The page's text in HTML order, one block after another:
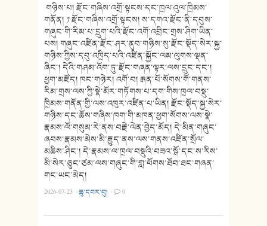
གཉིས་པ། རྫོང་གཞིས་འགྲོ་སྟངས་དང་ཁྲལ་འུལ་ཁྲིམས་
གནོན། ༡ རྫོང་གཞིས་འགྲོ་སྟངས། ས་དགའ་རྫོང་ནི་དབུས་
གཞུང་གི་རིམ་པ་དྲུག་པའི་རྫོང་འགོ་འབྲིང་གྲས་ཤིག་ཡིན་
པས། གཞུང་འཛིན་རྫོང་ཤར་ནུབ་གཉིས་སུ་རྫོང་སྡོད་སེར་སྐྱ་
གཉིས་ཀྱིས་དབུ་འཁྲིད་པའི་འཛིན་སྐྱོང་ལམ་ལུགས་ལྡན་
ཞིང་། དེའི་གཤམ་འོག་ཏུ་རྫོང་གཞན་ལྟར་ལས་དྲུང་དང་།
ཕྱག་མཛོད། ཁང་གཉེར། འགོ་བ། རྒན་པོ་སོགས་གོ་གནས་
རིམ་གྲས་ལས་ཀྱི་སྣེ་མོར་གཏོགས་པ་དག་གིས་ཁྲལ་བསྡུ་
ཁྲིམས་གནོན་གྱི་ལས་འཁུར་འཛིན་པ་ཡིན། རྫོང་སྡོད་སྐྱ་སེར་
གཉིས་དང་ཆོས་གཞིས་ཁག་གི་མཁན་ཕྱག་སོགས་ལས་སྣེ་
རྣམས་ལོ་གསུམ་རེ་ནས་བརྗེ་ལེན་བྱེད་མོད། དེ་མིན་གཞུང་
ཞབས་རྣམས་མེས་མི་རྒྱུད་ནས་ལས་གནས་འཛིན་སྲོལ་
མཆིས་ཤིང་། དེ་རྣམས་ལ་ཁྲལ་བསྡུའི་བཟའ་སྒོ་དང་ས་རིས་
མི་སེར་ཅུང་ཙམ་ལས་གཞུང་གི་གླ་ཕོགས་ཐོབ་ཐང་གཞན་
གང་ཡང་མེད།
2026-07-23 ·ཆུ་དབར་བུ། · 0